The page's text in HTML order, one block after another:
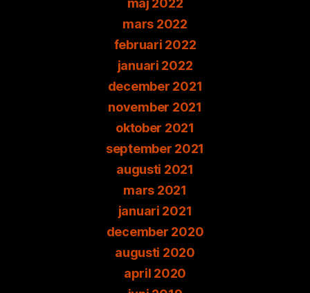
mars 2022
februari 2022
januari 2022
december 2021
november 2021
oktober 2021
september 2021
augusti 2021
mars 2021
januari 2021
december 2020
augusti 2020
april 2020